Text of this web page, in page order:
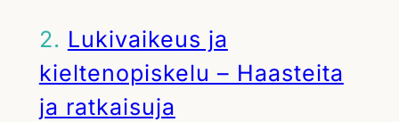
2. Lukivaikeus ja
kieltenopiskelu – Haasteita
ja ratkaisuja